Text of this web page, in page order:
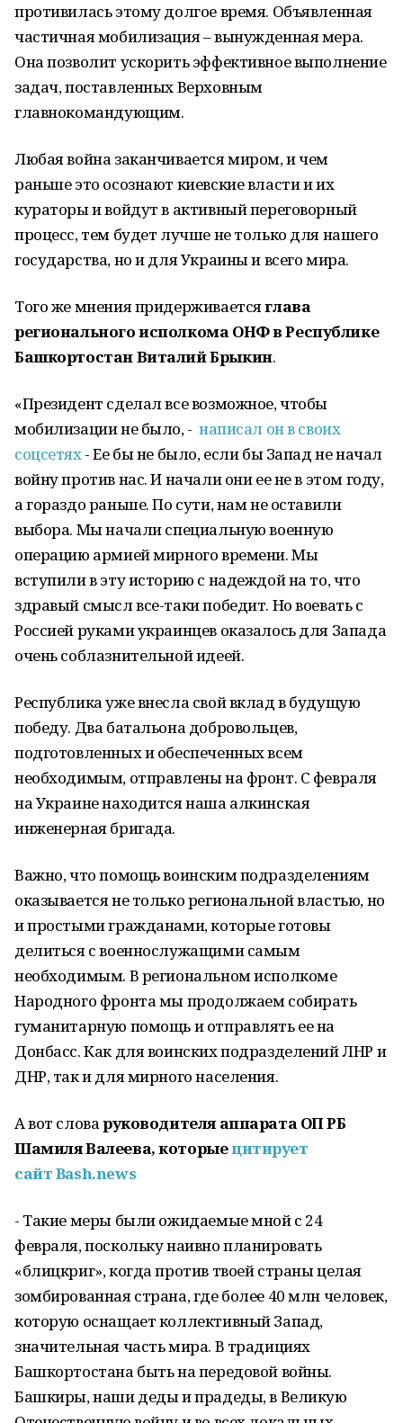
противилась этому долгое время. Объявленная
частичная мобилизация – вынужденная мера.
Она позволит ускорить эффективное выполнение
задач, поставленных Верховным
главнокомандующим.
Любая война заканчивается миром, и чем
раньше это осознают киевские власти и их
кураторы и войдут в активный переговорный
процесс, тем будет лучше не только для нашего
государства, но и для Украины и всего мира.
Того же мнения придерживаетсяглава
регионального исполкома ОНФ в Республике
Башкортостан Виталий Брыкин.
«Президент сделал все возможное, чтобы
мобилизации не было, - написал он в своих
соцсетях- Ее бы не было, если бы Запад не начал
войну против нас. И начали они ее не в этом году,
а гораздо раньше. По сути, нам не оставили
выбора. Мы начали специальную военную
операцию армией мирного времени. Мы
вступили в эту историю с надеждой на то, что
здравый смысл все-таки победит. Но воевать с
Россией руками украинцев оказалось для Запада
очень соблазнительной идеей.
Республика уже внесла свой вклад в будущую
победу. Два батальона добровольцев,
подготовленных и обеспеченных всем
необходимым, отправлены на фронт. С февраля
на Украине находится наша алкинская
инженерная бригада.
Важно, что помощь воинским подразделениям
оказывается не только региональной властью, но
и простыми гражданами, которые готовы
делиться с военнослужащими самым
необходимым. В региональном исполкоме
Народного фронта мы продолжаем собирать
гуманитарную помощь и отправлять ее на
Донбасс. Как для воинских подразделений ЛНР и
ДНР, так и для мирного населения.
А вот словаруководителя аппарата ОП РБ
Шамиля Валеева, которыецитирует
сайтBash.news
- Такие меры были ожидаемые мной с 24
февраля, поскольку наивно планировать
«блицкриг», когда против твоей страны целая
зомбированная страна, где более 40 млн человек,
которую оснащает коллективный Запад,
значительная часть мира. В традициях
Башкортостана быть на передовой войны.
Башкиры, наши деды и прадеды, в Великую